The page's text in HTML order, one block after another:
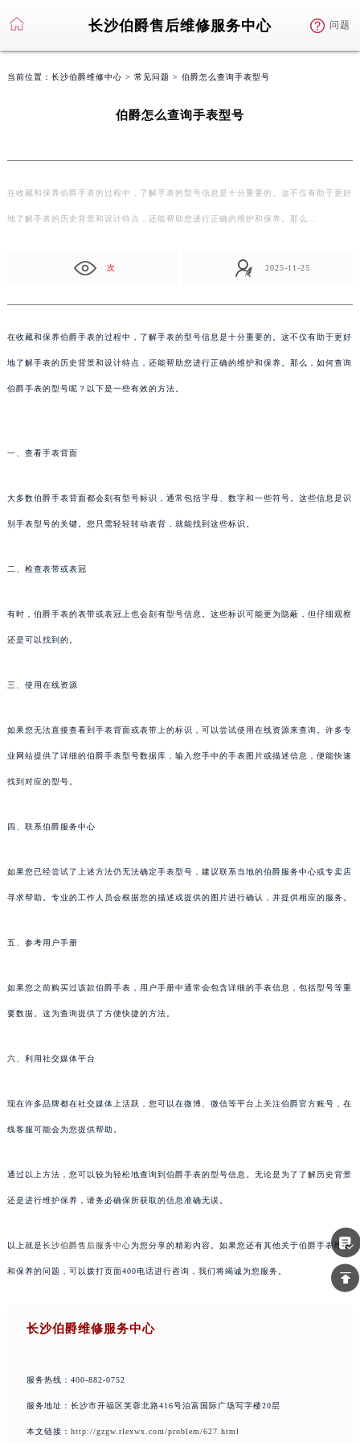
长沙伯爵售后维修服务中心 问题
当前位置： 长沙伯爵维修中心 > 常见问题 > 伯爵怎么查询手表型号
伯爵怎么查询手表型号
在收藏和保养伯爵手表的过程中，了解手表的型号信息是十分重要的。这不仅有助于更好
地了解手表的历史背景和设计特点，还能帮助您进行正确的维护和保养。那么…
次 2025-11-25
在收藏和保养伯爵手表的过程中，了解手表的型号信息是十分重要的。这不仅有助于更好
地了解手表的历史背景和设计特点，还能帮助您进行正确的维护和保养。那么，如何查询
伯爵手表的型号呢？以下是一些有效的方法。
一、查看手表背面
大多数伯爵手表背面都会刻有型号标识，通常包括字母、数字和一些符号。这些信息是识
别手表型号的关键。您只需轻轻转动表背，就能找到这些标识。
二、检查表带或表冠
有时，伯爵手表的表带或表冠上也会刻有型号信息。这些标识可能更为隐蔽，但仔细观察
还是可以找到的。
三、使用在线资源
如果您无法直接查看到手表背面或表带上的标识，可以尝试使用在线资源来查询。许多专
业网站提供了详细的伯爵手表型号数据库，输入您手中的手表图片或描述信息，便能快速
找到对应的型号。
四、联系伯爵服务中心
如果您已经尝试了上述方法仍无法确定手表型号，建议联系当地的伯爵服务中心或专卖店
寻求帮助。专业的工作人员会根据您的描述或提供的图片进行确认，并提供相应的服务。
五、参考用户手册
如果您之前购买过该款伯爵手表，用户手册中通常会包含详细的手表信息，包括型号等重
要数据。这为查询提供了方便快捷的方法。
六、利用社交媒体平台
现在许多品牌都在社交媒体上活跃，您可以在微博、微信等平台上关注伯爵官方账号，在
线客服可能会为您提供帮助。
通过以上方法，您可以较为轻松地查询到伯爵手表的型号信息。无论是为了了解历史背景
还是进行维护保养，请务必确保所获取的信息准确无误。
以上就是长沙伯爵售后服务中心为您分享的精彩内容。如果您还有其他关于伯爵手表维护
和保养的问题，可以拨打页面400电话进行咨询，我们将竭诚为您服务。
长沙伯爵维修服务中心
服务热线：400-882-0752
服务地址：长沙市开福区芙蓉北路416号泊富国际广场写字楼20层
本文链接： http://gzgw.rlexwx.com/problem/627.html